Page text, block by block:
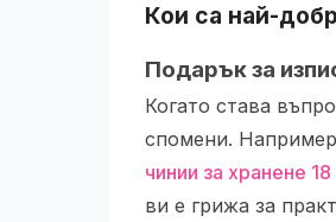
Кои са най-
Подарък за
Когато става
спомени.
чинии за хранене
ви е грижа за